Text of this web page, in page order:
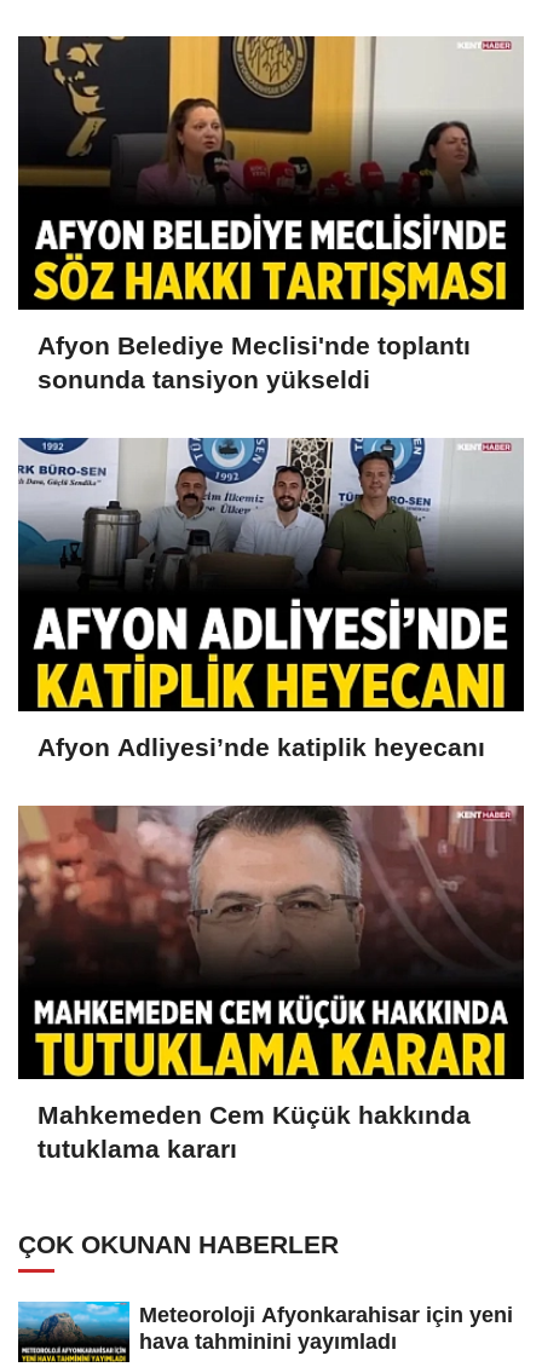
Afyon Belediye Meclisi'nde toplantı
sonunda tansiyon yükseldi
Afyon Adliyesi’nde katiplik heyecanı
Mahkemeden Cem Küçük hakkında
tutuklama kararı
ÇOK OKUNAN HABERLER
Meteoroloji Afyonkarahisar için yeni
hava tahminini yayımladı